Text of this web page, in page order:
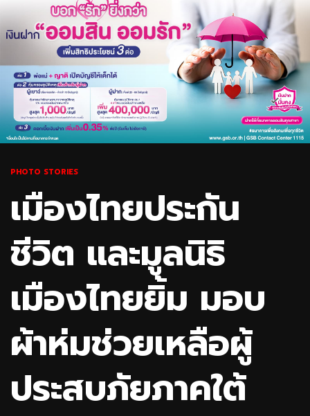
PHOTO STORIES
เมืองไทยประกัน
ชีวิต และมูลนิธิ
เมืองไทยยิ้ม มอบ
ผ้าห่มช่วยเหลือผู้
ประสบภัยภาคใต้